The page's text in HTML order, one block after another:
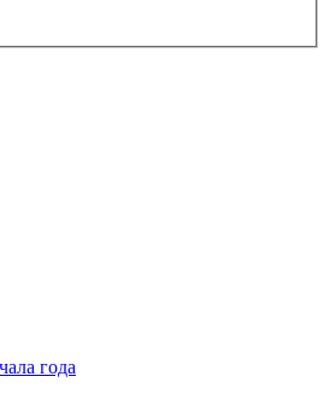
года